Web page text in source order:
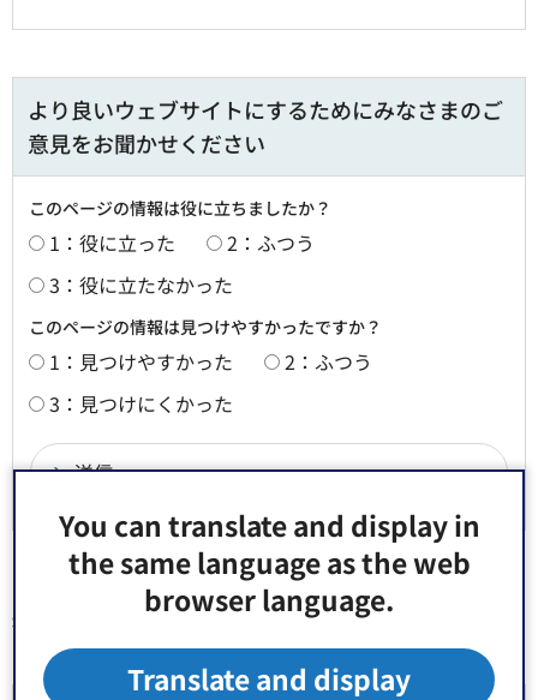
You can translate and display in
the same language as the web
browser language.
Translate and display
より良いウェブサイトにするためにみなさまのご
意見をお聞かせください
このページの情報は役に立ちましたか？
1：役に立った
2：ふつう
3：役に立たなかった
このページの情報は見つけやすかったですか？
1：見つけやすかった
2：ふつう
3：見つけにくかった
同じ分類から探す